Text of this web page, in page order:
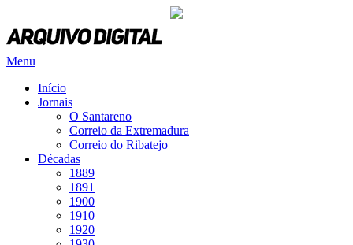
Saltar
para
conteúdo
Menu
Início
Jornais
O Santareno
Correio da Extremadura
Correio do Ribatejo
Décadas
1889
1891
1900
1910
1920